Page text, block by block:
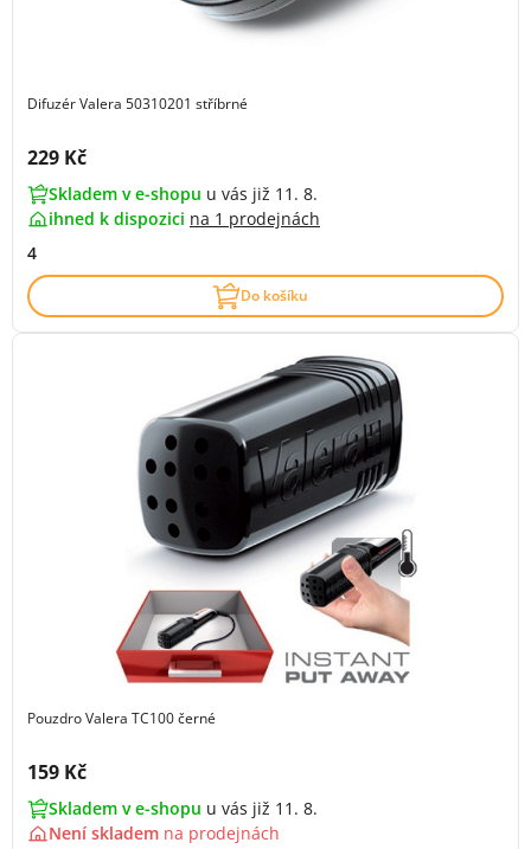
Difuzér Valera 50310201 stříbrné
Cena s DPH:
229 Kč
Skladem v e-shopu u vás již 11. 8.
ihned k dispozici na 1 prodejnách
4
Do košíku
Pouzdro Valera TC100 černé
Cena s DPH:
159 Kč
Skladem v e-shopu u vás již 11. 8.
Není skladem na prodejnách